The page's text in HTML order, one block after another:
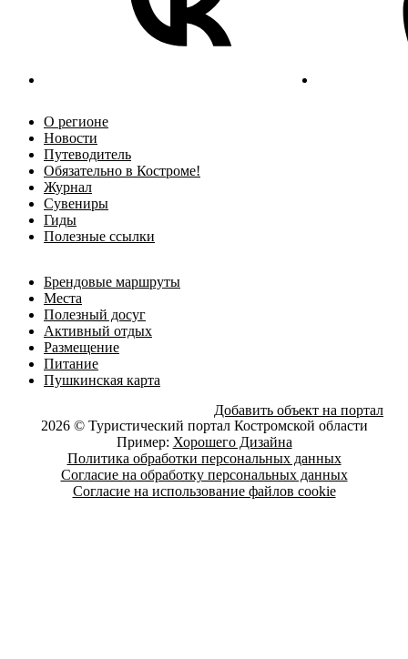
О регионе
Новости
Путеводитель
Обязательно в Костроме!
Журнал
Сувениры
Гиды
Полезные ссылки
Брендовые маршруты
Места
Полезный досуг
Активный отдых
Размещение
Питание
Пушкинская карта
Добавить объект на портал
2026 © Туристический портал Костромской области
Пример: Хорошего Дизайна
Политика обработки персональных данных
Согласие на обработку персональных данных
Согласие на использование файлов cookie